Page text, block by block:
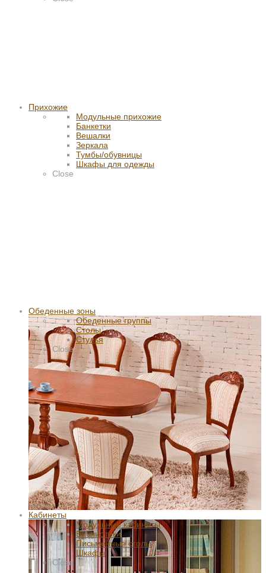
Прихожие
Модульные прихожие
Банкетки
Вешалки
Зеркала
Тумбы/обувницы
Шкафы для одежды
Close
Обеденные зоны
Обеденные группы
Столы
Стулья
Close
Кабинеты
Модульные кабинеты
Библиотеки
Письменные столы
Шкафы
Close